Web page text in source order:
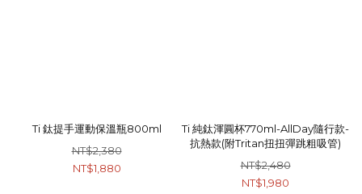
Ti 鈦提手運動保溫瓶800ml
NT$2,380
NT$1,880
Ti 純鈦渾圓杯770ml-AllDay隨行款-
抗熱款(附Tritan扭扭彈跳粗吸管)
NT$2,480
NT$1,980